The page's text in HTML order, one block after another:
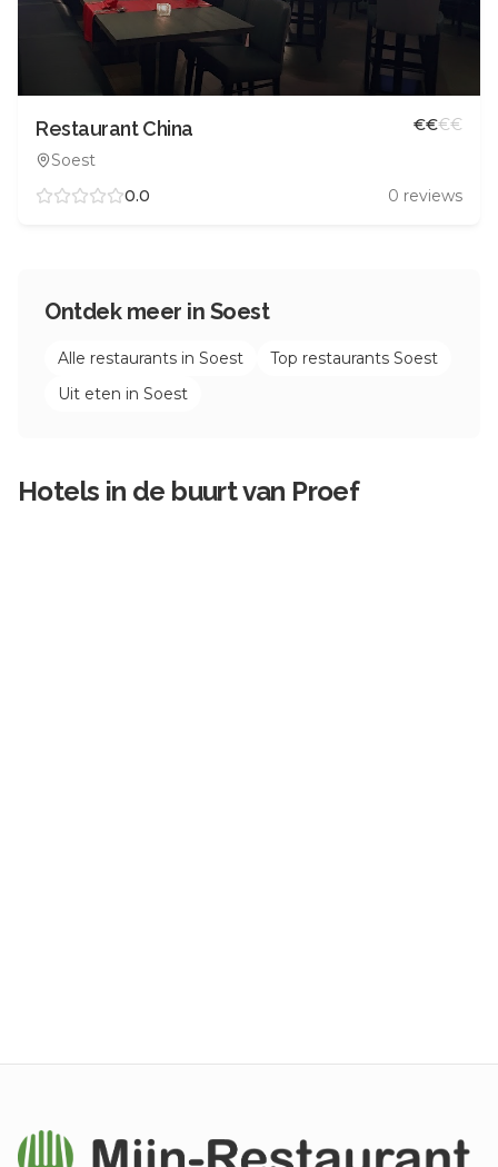
Restaurant China
Soest
€€€€
0.0 0 reviews
Ontdek meer in Soest
Alle restaurants in Soest Top restaurants Soest
Uit eten in Soest
Hotels in de buurt van Proef